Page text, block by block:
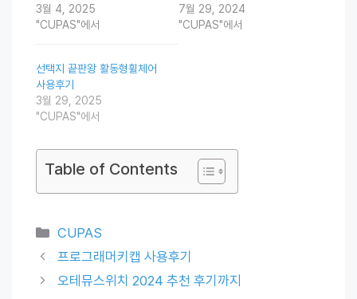
3월 4, 2025
"CUPAS"에서
7월 29, 2024
"CUPAS"에서
선택지 끝판왕 활동형휠체어
사용후기
3월 29, 2025
"CUPAS"에서
Table of Contents
Categories
CUPAS
프로그래머키캡 사용후기
오테뮤스위치 2024 추천 후기까지